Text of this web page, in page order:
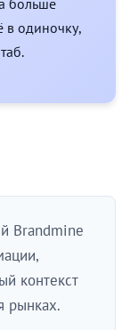
в одиночку,
Brandmine
контекст
рынках.